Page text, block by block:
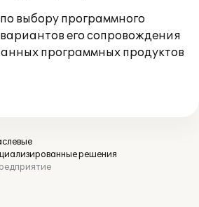
выбору программного
его сопровождения
программных продуктов
решения